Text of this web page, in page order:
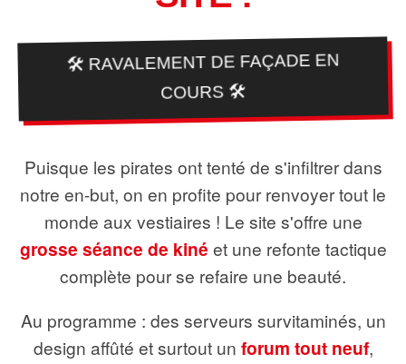
🛠️ RAVALEMENT DE FAÇADE EN
COURS 🛠️
Puisque les pirates ont tenté de s'infiltrer dans
notre en-but, on en profite pour renvoyer tout le
monde aux vestiaires ! Le site s'offre une
grosse séance de kiné et une refonte tactique
complète pour se refaire une beauté.
Au programme : des serveurs survitaminés, un
design affûté et surtout un forum tout neuf,